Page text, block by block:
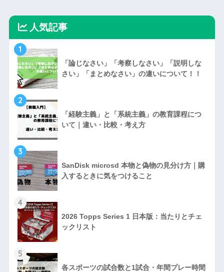
人気記事
1
「論じなさい」「考察しなさい」「説明しな
さい」「まとめなさい」の違いについて！！
2
「経験主義」と「系統主義」の教育課程につ
いて｜違い・比較・考え方
3
SanDisk microsd 本物と偽物の見分け方｜購
入するときに気をつけること
4
2026 Topps Series 1 日本版：当たりとチェ
ックリスト
5
各スポーツの試合数と1試合・年間プレー時間